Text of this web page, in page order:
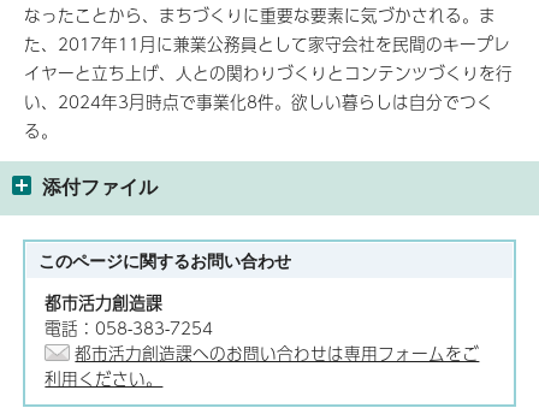
なったことから、まちづくりに重要な要素に気づかされる。ま
た、2017年11月に兼業公務員として家守会社を民間のキープレ
イヤーと立ち上げ、人との関わりづくりとコンテンツづくりを行
い、2024年3月時点で事業化8件。欲しい暮らしは自分でつく
る。
添付ファイル
このページに関するお問い合わせ
都市活力創造課
電話：058-383-7254
都市活力創造課へのお問い合わせは専用フォームをご
利用ください。